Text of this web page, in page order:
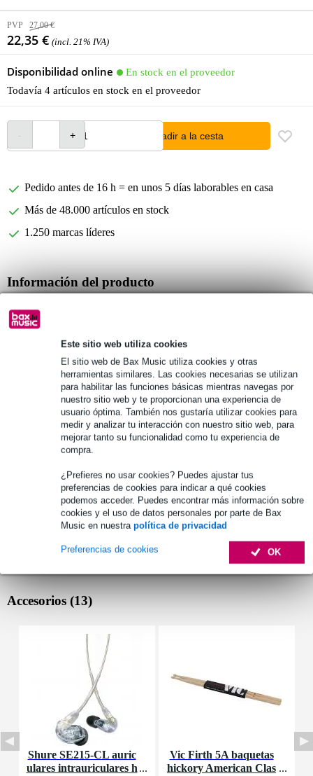
Este sitio web utiliza cookies
El sitio web de Bax Music utiliza cookies y otras
herramientas similares. Las cookies necesarias se utilizan
para habilitar las funciones básicas mientras navegas por
nuestro sitio web y te proporcionan una experiencia de
usuario óptima. También nos gustaría utilizar cookies para
medir y analizar tu interacción con nuestro sitio web, para
mejorar tanto su funcionalidad como tu experiencia de
compra.
¿Prefieres no usar cookies? Puedes ajustar tus
preferencias de cookies para indicar a qué cookies
podemos acceder. Puedes encontrar más información sobre
cookies y el uso de datos personales por parte de Bax
Music en nuestra política de privacidad
OK
Preferencias de cookies
PVP 27,00 €
22,35 € (incl. 21% IVA)
Disponibilidad online
En stock en el proveedor
Todavía 4 artículos en stock en el proveedor
añadir a la cesta
Pedido antes de 16 h = en unos 5 días laborables en casa
Más de 48.000 artículos en stock
1.250 marcas líderes
Información del producto
bolsa para baquetas
marca: Vic Firth
tipo: VXSB00101
Especificaciones completas
Véase también (2)
Accesorios (13)
Shure SE215-CL auric
ulares intrauriculares h
Vic Firth 5A baquetas
hickory American Clas